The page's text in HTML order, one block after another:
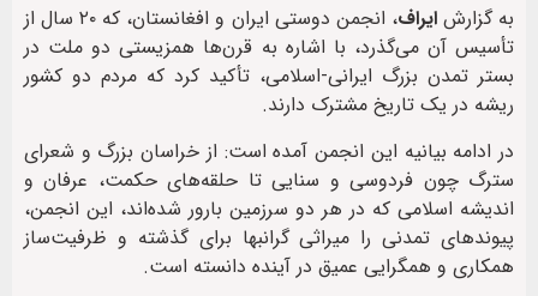
به گزارش ایراف
، انجمن دوستی ایران و افغانستان، که ۲۰ سال از
تأسیس آن می‌گذرد، با اشاره به قرن‌ها همزیستی دو ملت در
بستر تمدن بزرگ ایرانی-اسلامی، تأکید کرد که مردم دو کشور
ریشه در یک تاریخ مشترک دارند.
در ادامه بیانیه این انجمن آمده است: از خراسان بزرگ و شعرای
سترگ چون فردوسی و سنایی تا حلقه‌های حکمت، عرفان و
اندیشه اسلامی که در هر دو سرزمین بارور شده‌اند، این انجمن،
پیوندهای تمدنی را میراثی گرانبها برای گذشته‌ و ظرفیت‌ساز
همکاری و همگرایی عمیق در آینده دانسته است.